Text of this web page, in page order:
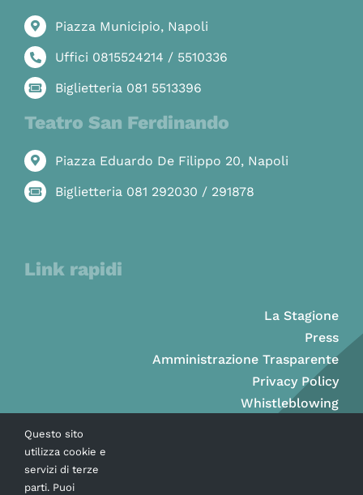
Piazza Municipio, Napoli
Uffici 0815524214 / 5510336
Biglietteria 081 5513396
Teatro San Ferdinando
Piazza Eduardo De Filippo 20, Napoli
Biglietteria 081 292030 / 291878
Link rapidi
La Stagione
Press
Amministrazione Trasparente
Privacy Policy
Whistleblowing
Questo sito
utilizza cookie e
servizi di terze
parti. Puoi